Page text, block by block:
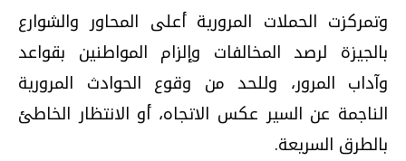
وتمركزت الحملات المرورية أعلى المحاور والشوارع
بالجيزة لرصد المخالفات وإلزام المواطنين بقواعد
وآداب المرور، وللحد من وقوع الحوادث المرورية
الناجمة عن السير عكس الاتجاه، أو الانتظار الخاطئ
بالطرق السريعة.